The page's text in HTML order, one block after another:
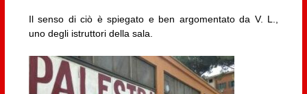
Il senso di ciò è spiegato e ben argomentato da V. L.,
uno degli istruttori della sala.